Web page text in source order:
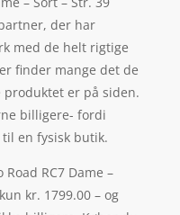
der har
med de helt rigtige
finder mange det de
er på siden.
billigere- fordi
en fysisk butik.
Road RC7 Dame –
kr. 1799.00 – og